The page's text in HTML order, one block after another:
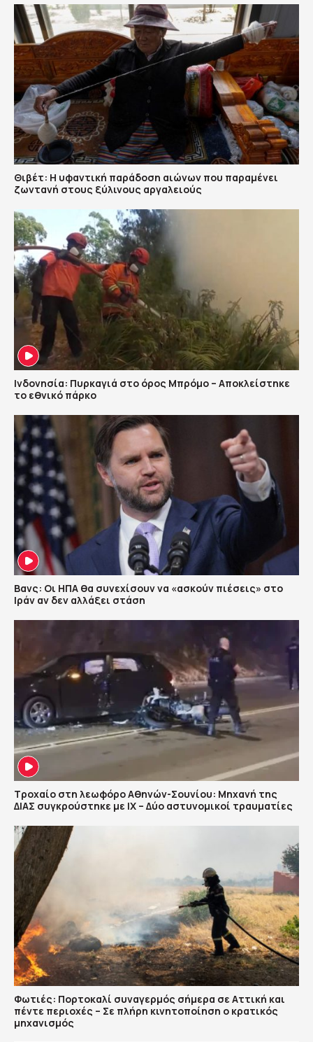
Θιβέτ: Η υφαντική παράδοση αιώνων που παραμένει
ζωντανή στους ξύλινους αργαλειούς
Ινδονησία: Πυρκαγιά στο όρος Μπρόμο – Αποκλείστηκε
το εθνικό πάρκο
Βανς: Οι ΗΠΑ θα συνεχίσουν να «ασκούν πιέσεις» στο
Ιράν αν δεν αλλάξει στάση
Τροχαίο στη λεωφόρο Αθηνών-Σουνίου: Μηχανή της
ΔΙΑΣ συγκρούστηκε με ΙΧ – Δύο αστυνομικοί τραυματίες
Φωτιές: Πορτοκαλί συναγερμός σήμερα σε Αττική και
πέντε περιοχές – Σε πλήρη κινητοποίηση ο κρατικός
μηχανισμός